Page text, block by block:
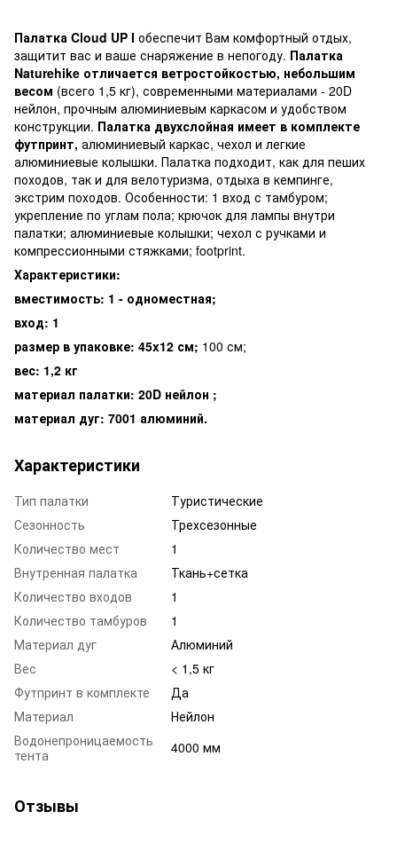
Палатка Cloud UP I обеспечит Вам комфортный отдых,
защитит вас и ваше снаряжение в непогоду. Палатка
Naturehike отличается ветростойкостью, небольшим
весом (всего 1,5 кг), современными материалами - 20D
нейлон, прочным алюминиевым каркасом и удобством
конструкции. Палатка двухслойная имеет в комплекте
футпринт, алюминиевый каркас, чехол и легкие
алюминиевые колышки. Палатка подходит, как для пеших
походов, так и для велотуризма, отдыха в кемпинге,
экстрим походов. Особенности: 1 вход с тамбуром;
укрепление по углам пола; крючок для лампы внутри
палатки; алюминиевые колышки; чехол с ручками и
компрессионными стяжками; footprint.
Характеристики:
вместимость: 1 - одноместная;
вход: 1
размер в упаковке: 45x12 см; 100 см;
вес: 1,2 кг
материал палатки: 20D нейлон ;
материал дуг: 7001 алюминий.
Характеристики
Тип палатки
Туристические
Сезонность
Трехсезонные
Количество мест
1
Внутренная палатка
Ткань+сетка
Количество входов
1
Количество тамбуров
1
Материал дуг
Алюминий
Вес
< 1,5 кг
Футпринт в комплекте
Да
Материал
Нейлон
Водонепроницаемость
тента
4000 мм
Отзывы